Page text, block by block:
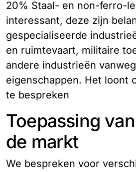
20% Staal- en non-ferro-
interessant, deze zijn
gespecialiseerde
en ruimtevaart, militaire
andere industrieën
eigenschappen. Het loont
te bespreken
Toepassing
de markt
We bespreken voor